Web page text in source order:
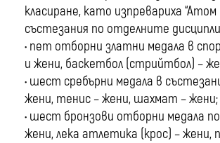
класиране, като изпревариха
състезания по отделните
• пет отборни златни медала в
и жени, баскетбол (стрийтбол) –
• шест сребърни медала в
жени, тенис – жени, шахмат – жени;
• шест бронзови отборни медала
жени, лека атлетика (крос) – жени,